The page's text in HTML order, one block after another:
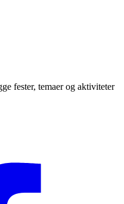
fester, temaer og aktiviteter